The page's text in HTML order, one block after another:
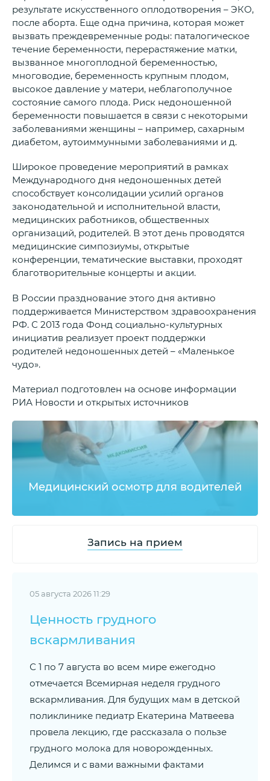
результате искусственного оплодотворения – ЭКО,
после аборта. Еще одна причина, которая может
вызвать преждевременные роды: паталогическое
течение беременности, перерастяжение матки,
вызванное многоплодной беременностью,
многоводие, беременность крупным плодом,
высокое давление у матери, неблагополучное
состояние самого плода. Риск недоношенной
беременности повышается в связи с некоторыми
заболеваниями женщины – например, сахарным
диабетом, аутоиммунными заболеваниями и д.
Широкое проведение мероприятий в рамках
Международного дня недоношенных детей
способствует консолидации усилий органов
законодательной и исполнительной власти,
медицинских работников, общественных
организаций, родителей. В этот день проводятся
медицинские симпозиумы, открытые
конференции, тематические выставки, проходят
благотворительные концерты и акции.
В России празднование этого дня активно
поддерживается Министерством здравоохранения
РФ. С 2013 года Фонд социально-культурных
инициатив реализует проект поддержки
родителей недоношенных детей – «Маленькое
чудо».
Материал подготовлен на основе информации
РИА Новости и открытых источников
Медицинский осмотр для водителей
Запись на прием
05 августа 2026 11:29
Ценность грудного
вскармливания
С 1 по 7 августа во всем мире ежегодно
отмечается Всемирная неделя грудного
вскармливания. Для будущих мам в детской
поликлинике педиатр Екатерина Матвеева
провела лекцию, где рассказала о пользе
грудного молока для новорожденных.
Делимся и с вами важными фактами